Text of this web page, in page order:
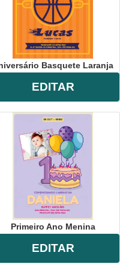
Basquete Laranja
EDITAR
Primeiro Ano Menina
EDITAR